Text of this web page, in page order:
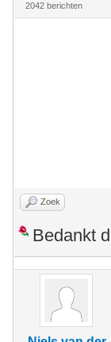
2042 berichten
Zoek
Bedankt